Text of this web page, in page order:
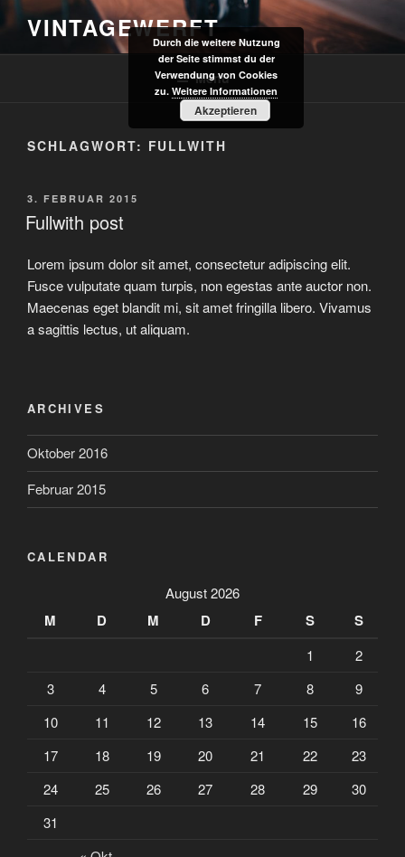
Zum
Inhalt
springen
VINTAGEWERFT
Menü
SCHLAGWORT: FULLWITH
VERÖFFENTLICHT
AM
3. FEBRUAR 2015
Fullwith post
Lorem ipsum dolor sit amet, consectetur adipiscing elit.
Fusce vulputate quam turpis, non egestas ante auctor non.
Maecenas eget blandit mi, sit amet fringilla libero. Vivamus
a sagittis lectus, ut aliquam.
ARCHIVES
Oktober 2016
Februar 2015
CALENDAR
August 2026
M D M D F S S
1
2
3
4 5 6 7 8
9
10
11 12 13 14 15
16
17
18 19 20 21 22
23
24
25 26 27 28 29
30
31
Durch die weitere Nutzung
der Seite stimmst du der
Verwendung von Cookies
zu. Weitere Informationen
Akzeptieren